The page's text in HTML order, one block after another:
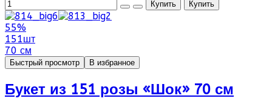
55%
151шт
70 см
Быстрый просмотр В избранное
Букет из 151 розы «Шок» 70 см